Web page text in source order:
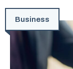
Business